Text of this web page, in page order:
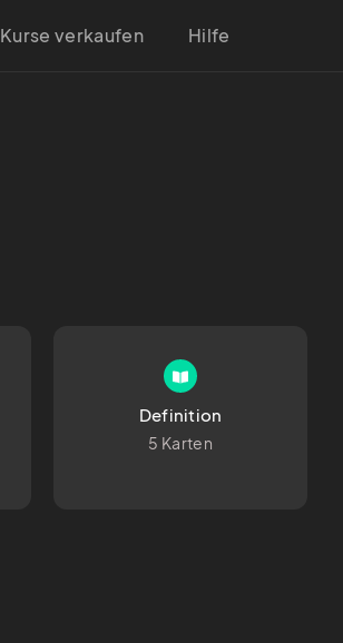
Kurse verkaufen Hilfe
Definition
5 Karten